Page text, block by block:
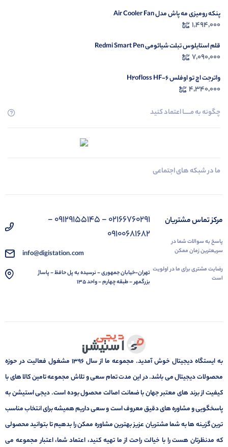
پنکه رومیزی مه پاش مدل Air Cooler Fan
1,494,000
قلم استایلوس تبلت شیائومی Redmi Smart Pen
7,090,000
واترجت اچ تو اوفلس H2ofloss HF-6
4,340,000
چگونه به مــــــا اعتماد کنید
ما در شبکه های اجتماعی
مرکز تماس مشتریان
پاسخ به سوالات شما در
سریعترین زمان ممکن
رضایت مشتری برای ما در اولویت
است
02166760291 - 09129155145 -
09100681682
info@digistation.com
تهران-خیابان جمهوری - نرسیده به پل حافظ - پاساژ
بزرگمهر - طبقه چهارم - واحد 135
به ایستگاه دیجیتال خوش آمدید. مجموعه ما از سال 1396 مشغول فعالیت در حوزه
محصولات دیجیتال می باشد. در این مدت تمام سعی و تلاش مجموعه تامین کالا های با
کیفیت از برند های معتبر جهان با ضمانت اصالت محصول بوده است. دیجی استیشن به
پاسخگویی و مشاوره های دقیق معروف است و سعی داریم همیشه برای انتخاب مناسب
ترین گزینه ها به شما مشتریان عزیز بهترین مشاوره ممکن را بدهیم تا بتوانید محصولی
که مدنظرتان هست را با خیالت راحت از ما تهیه کنید، اعتماد شما، اعتبار مجموعه می